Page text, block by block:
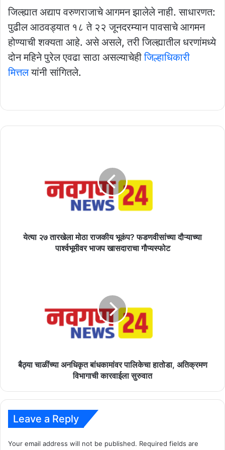
जिल्ह्यात अद्याप वरुणराजाचे आगमन झालेले नाही. साधारणत:
पुढील आठवड्यात १८ ते २२ जूनदरम्यान पावसाचे आगमन
होण्याची शक्यता आहे. असे असले, तरी जिल्ह्यातील धरणांमध्ये
दोन महिने पुरेल एवढा साठा असल्याचेहीजिल्हाधिकारी
मित्तलयांनी सांगितले.
येत्या २७ तारखेला मोठा राजकीय भूकंप? फडणवीसांच्या दौऱ्याच्या
पार्श्वभूमीवर भाजप खासदाराचा गौप्यस्फोट
सुरुवातबैठ्या चाळींच्या अनधिकृत बांधकामांवर पालिकेचा हातोडा, अतिक्रमण
विभागाची कारवाईला सुरुवात
Leave a Reply
Your email address will not be published. Required fields are